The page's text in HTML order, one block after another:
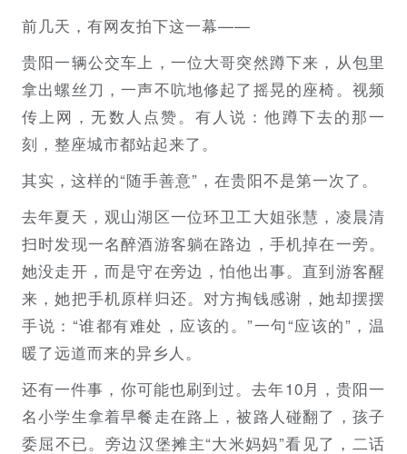
前几天，有网友拍下这一幕——
贵阳一辆公交车上，一位大哥突然蹲下来，从包里
拿出螺丝刀，一声不吭地修起了摇晃的座椅。视频
传上网，无数人点赞。有人说：他蹲下去的那一
刻，整座城市都站起来了。
其实，这样的“随手善意”，在贵阳不是第一次了。
去年夏天，观山湖区一位环卫工大姐张慧，凌晨清
扫时发现一名醉酒游客躺在路边，手机掉在一旁。
她没走开，而是守在旁边，怕他出事。直到游客醒
来，她把手机原样归还。对方掏钱感谢，她却摆摆
手说：“谁都有难处，应该的。”一句“应该的”，温
暖了远道而来的异乡人。
还有一件事，你可能也刷到过。去年10月，贵阳一
名小学生拿着早餐走在路上，被路人碰翻了，孩子
委屈不已。旁边汉堡摊主“大米妈妈”看见了，二话